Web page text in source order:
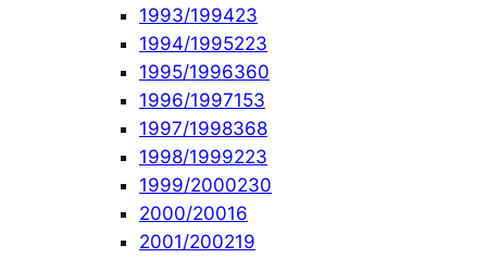
1993/199423
1994/1995223
1995/1996360
1996/1997153
1997/1998368
1998/1999223
1999/2000230
2000/20016
2001/200219